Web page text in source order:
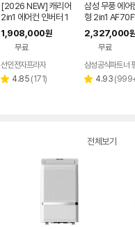
[2026 NEW] 캐리어
2in1 에어컨 인버터 1
등급 멀티형 wifi 17평
+6평 투인원 전국 설
치비포함
1,908,000원
무료
선인전자프라자
별 4.85 리
(171)
삼성 무풍 에어
형 2in1
BRS 일반배관
기본설치비포함
2,327,000원
무료
별 4.93 리
(
전체보기